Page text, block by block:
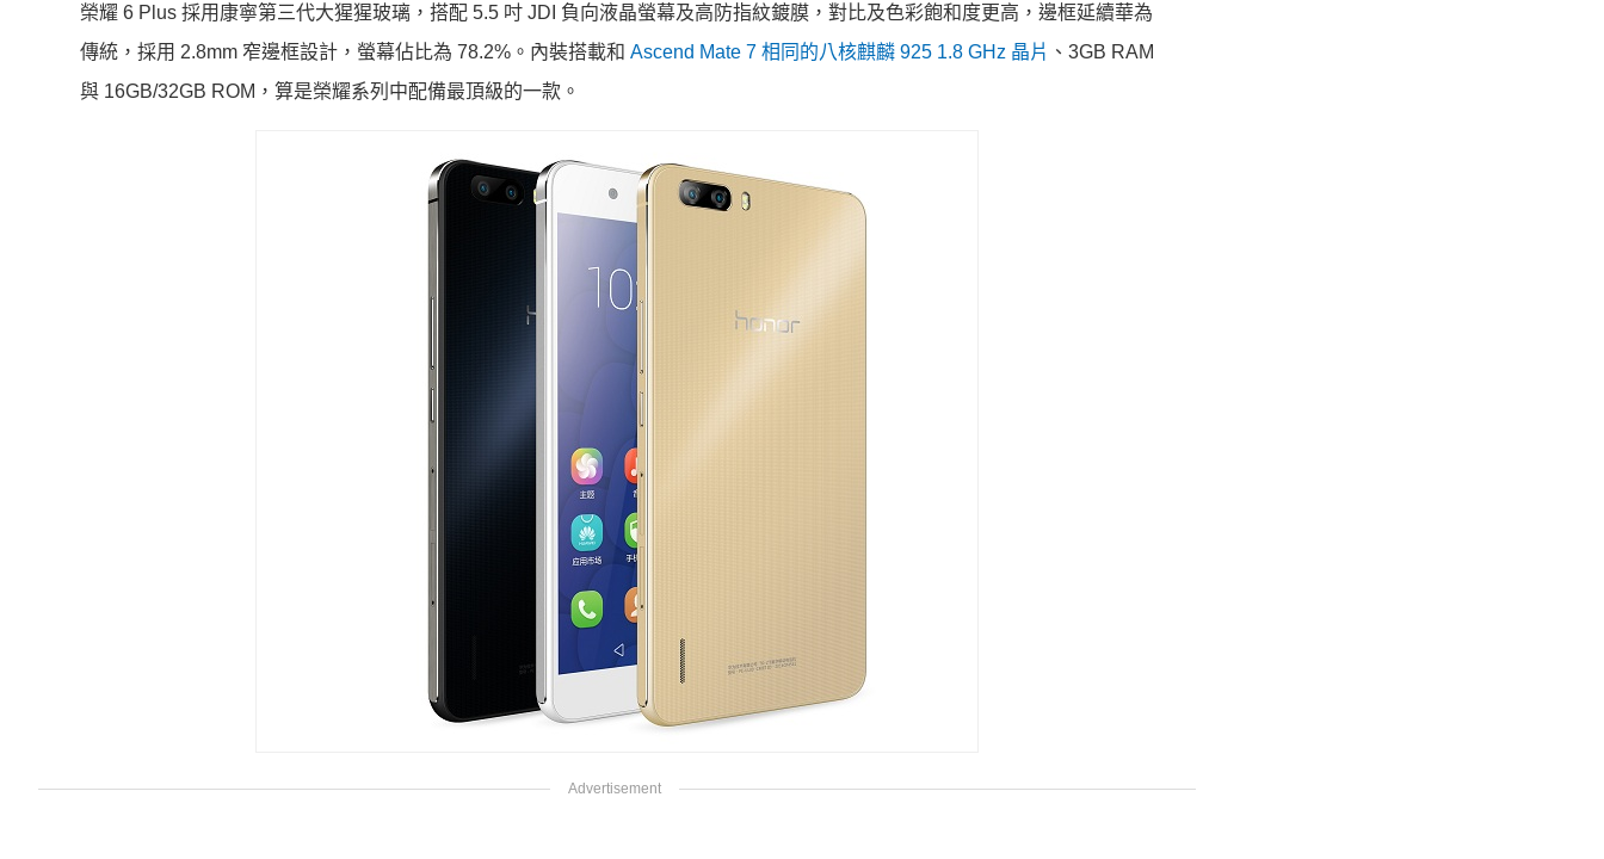
榮耀 6 Plus 採用康寧第三代大猩猩玻璃，搭配 5.5 吋 JDI 負向液晶螢幕及高防指紋鍍膜，對比及色彩飽和度更高，邊框延續華為
傳統，採用 2.8mm 窄邊框設計，螢幕佔比為 78.2%。內裝搭載和 Ascend Mate 7 相同的八核麒麟 925 1.8 GHz 晶片 、3GB RAM
與 16GB/32GB ROM，算是榮耀系列中配備最頂級的一款。